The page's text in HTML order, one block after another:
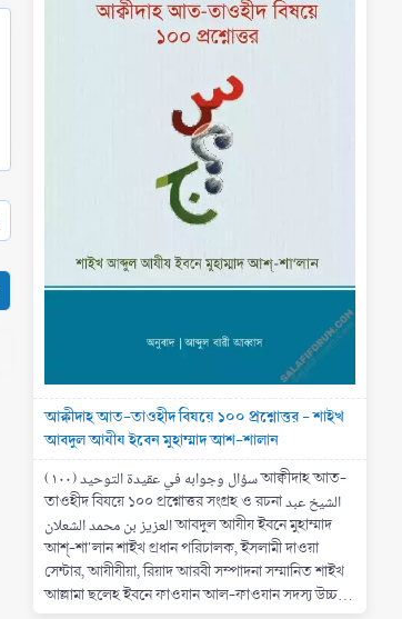
আক্বীদাহ আত-তাওহীদ বিষয়ে ১০০ প্রশ্নোত্তর - শাইখ
আবদুল আযীয ইবেন মুহাম্মাদ আশ-শালান
(۱۰۰) سؤال وجوابه في عقيدة التوحيد আক্বীদাহ আত-
তাওহীদ বিষয়ে ১০০ প্রশ্নোত্তর সংগ্রহ ও রচনা الشيخ عبد
العزيز بن محمد الشعلان আবদুল আযীয ইবনে মুহাম্মাদ
আশ্-শা'লান শাইখ প্রধান পরিচালক, ইসলামী দাওয়া
সেন্টার, আযীযীয়া, রিয়াদ আরবী সম্পাদনা সম্মানিত শাইখ
আল্লামা ছলেহ ইবনে ফাওযান আল-ফাওযান সদস্য উচ্চ...